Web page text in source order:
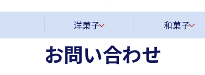
洋菓子 和菓子
お問い合わせ